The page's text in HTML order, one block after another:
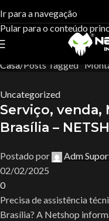
Ir para a navegação
Pular para o conteúdo
Tag
Casa Posts Tagged
02
FEV
Uncategorized
Serviço, venda,
Brasília –
Postado por
Adm
02/02/2025
0
Precisa de assistência
Brasília? A Netshop